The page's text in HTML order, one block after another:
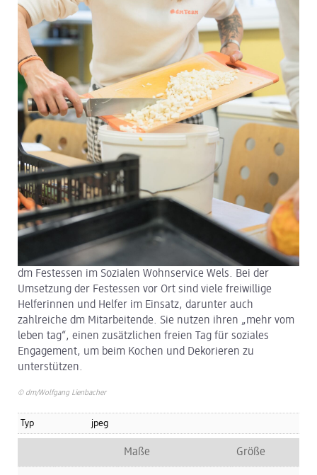
Lehre bei dm
Arbeiten bei dm
dm Logistik
dm Online Shop
PAYBACK
Über dm
Pressekontakt
ACTIVE BEAUTY
dm Festessen im Sozialen Wohnservice Wels. Bei der
Umsetzung der Festessen vor Ort sind viele freiwillige
Helferinnen und Helfer im Einsatz, darunter auch
zahlreiche dm Mitarbeitende. Sie nutzen ihren „mehr vom
leben tag“, einen zusätzlichen freien Tag für soziales
Engagement, um beim Kochen und Dekorieren zu
unterstützen.
© dm/Wolfgang Lienbacher
Typ jpeg
Maße Größe